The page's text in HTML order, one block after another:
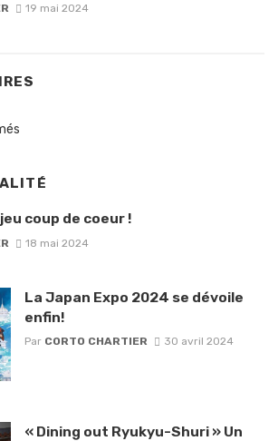
19 mai 2024
coup de coeur !
18 mai 2024
La Japan Expo 2024 se dévoile
enfin!
Par CORTO CHARTIER 30 avril 2024
« Dining out Ryukyu-Shuri » Un